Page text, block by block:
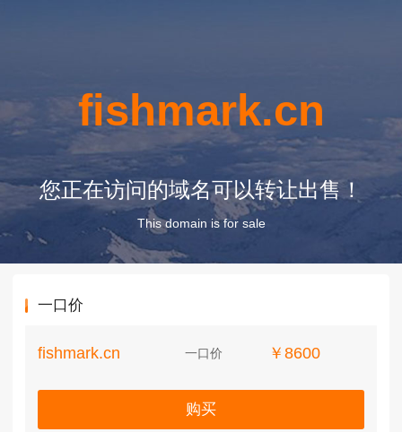
fishmark.cn
您正在访问的域名可以转让出售！
This domain is for sale
一口价
fishmark.cn 一口价 ￥8600
购买